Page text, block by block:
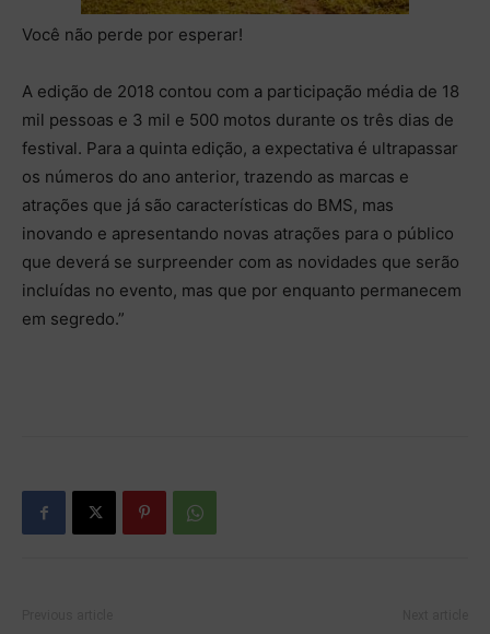
Você não perde por esperar!
A edição de 2018 contou com a participação média de 18
mil pessoas e 3 mil e 500 motos durante os três dias de
festival. Para a quinta edição, a expectativa é ultrapassar
os números do ano anterior, trazendo as marcas e
atrações que já são características do BMS, mas
inovando e apresentando novas atrações para o público
que deverá se surpreender com as novidades que serão
incluídas no evento, mas que por enquanto permanecem
em segredo.”